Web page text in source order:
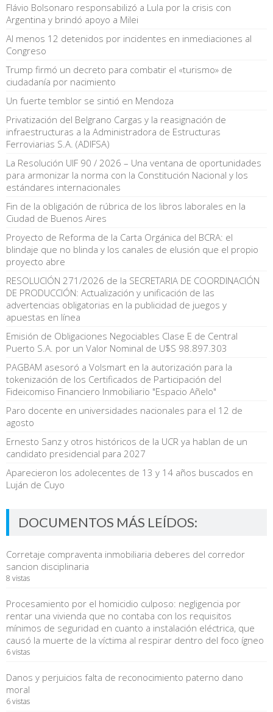
Flávio Bolsonaro responsabilizó a Lula por la crisis con
Argentina y brindó apoyo a Milei
Al menos 12 detenidos por incidentes en inmediaciones al
Congreso
Trump firmó un decreto para combatir el «turismo» de
ciudadanía por nacimiento
Un fuerte temblor se sintió en Mendoza
Privatización del Belgrano Cargas y la reasignación de
infraestructuras a la Administradora de Estructuras
Ferroviarias S.A. (ADIFSA)
La Resolución UIF 90 / 2026 – Una ventana de oportunidades
para armonizar la norma con la Constitución Nacional y los
estándares internacionales
Fin de la obligación de rúbrica de los libros laborales en la
Ciudad de Buenos Aires
Proyecto de Reforma de la Carta Orgánica del BCRA: el
blindaje que no blinda y los canales de elusión que el propio
proyecto abre
RESOLUCIÓN 271/2026 de la SECRETARIA DE COORDINACIÓN
DE PRODUCCIÓN: Actualización y unificación de las
advertencias obligatorias en la publicidad de juegos y
apuestas en línea
Emisión de Obligaciones Negociables Clase E de Central
Puerto S.A. por un Valor Nominal de U$S 98.897.303
PAGBAM asesoró a Volsmart en la autorización para la
tokenización de los Certificados de Participación del
Fideicomiso Financiero Inmobiliario "Espacio Añelo"
Paro docente en universidades nacionales para el 12 de
agosto
Ernesto Sanz y otros históricos de la UCR ya hablan de un
candidato presidencial para 2027
Aparecieron los adolecentes de 13 y 14 años buscados en
Luján de Cuyo
DOCUMENTOS MÁS LEÍDOS:
Corretaje compraventa inmobiliaria deberes del corredor
sancion disciplinaria
8 vistas
Procesamiento por el homicidio culposo: negligencia por
rentar una vivienda que no contaba con los requisitos
mínimos de seguridad en cuanto a instalación eléctrica, que
causó la muerte de la víctima al respirar dentro del foco ígneo
6 vistas
Danos y perjuicios falta de reconocimiento paterno dano
moral
6 vistas